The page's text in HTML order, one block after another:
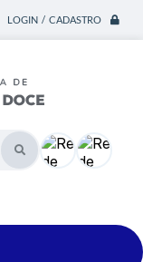
LOGIN / CADASTRO